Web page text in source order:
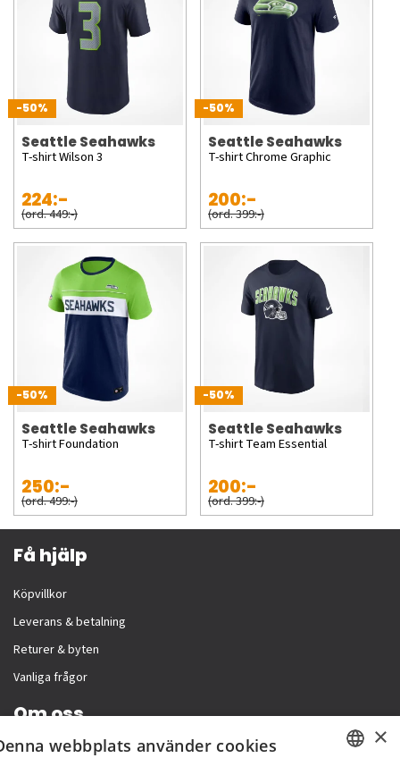
-50%
Seattle Seahawks
T-shirt Wilson 3
224:-
(ord. 449:-)
-50%
Seattle Seahawks
T-shirt Chrome Graphic
200:-
(ord. 399:-)
-50%
Seattle Seahawks
T-shirt Foundation
250:-
(ord. 499:-)
-50%
Seattle Seahawks
T-shirt Team Essential
200:-
(ord. 399:-)
Få hjälp
Köpvillkor
Leverans & betalning
Returer & byten
Vanliga frågor
Om oss
Företagsinformation
×
webbplats använder cookies